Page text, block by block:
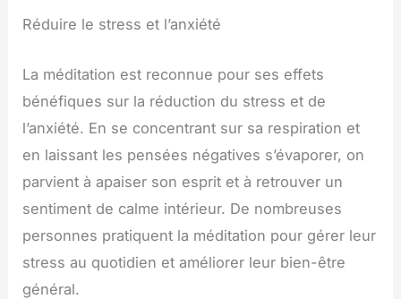
Réduire le stress et l’anxiété
La méditation est reconnue pour ses effets
bénéfiques sur la réduction du stress et de
l’anxiété. En se concentrant sur sa respiration et
en laissant les pensées négatives s’évaporer, on
parvient à apaiser son esprit et à retrouver un
sentiment de calme intérieur. De nombreuses
personnes pratiquent la méditation pour gérer leur
stress au quotidien et améliorer leur bien-être
général.